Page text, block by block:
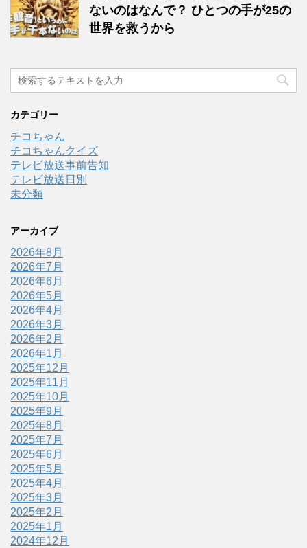
ないのはなんで？ ひとつの手が25の
世界を救うから
カテゴリー
チコちゃん
チコちゃんクイズ
テレビ放送事前告知
テレビ放送日別
未分類
アーカイブ
2026年8月
2026年7月
2026年6月
2026年5月
2026年4月
2026年3月
2026年2月
2026年1月
2025年12月
2025年11月
2025年10月
2025年9月
2025年8月
2025年7月
2025年6月
2025年5月
2025年4月
2025年3月
2025年2月
2025年1月
2024年12月